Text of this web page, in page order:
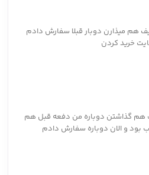
هم میذارن دوبار قبلا سفارش دادم
خرید کردن
هم گذاشتن دوباره من دفعه قبل هم
و الان دوباره سفارش دادم